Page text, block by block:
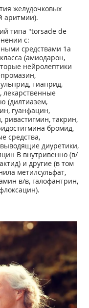
желудочковых
аритмии).
типа "torsade de
с:
средствами 1а
(амиодарон,
нейролептики
тиаприд,
лекарственные
(дилтиазем,
гуанфацин,
ривастигмин, такрин,
бромид,
средства,
диуретики,
В внутривенно (в/
и другие (в том
метилсульфат,
в/в, галофантрин,